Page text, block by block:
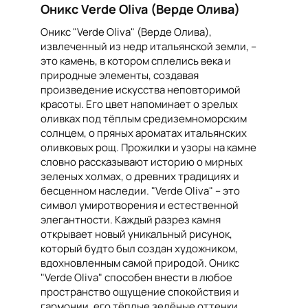
Оникс Verde Oliva (Верде Олива)
Оникс "Verde Oliva" (Верде Олива),
извлеченный из недр итальянской земли, –
это камень, в котором сплелись века и
природные элементы, создавая
произведение искусства неповторимой
красоты. Его цвет напоминает о зрелых
оливках под тёплым средиземноморским
солнцем, о пряных ароматах итальянских
оливковых рощ. Прожилки и узоры на камне
словно рассказывают историю о мирных
зеленых холмах, о древних традициях и
бесценном наследии. "Verde Oliva" – это
символ умиротворения и естественной
элегантности. Каждый разрез камня
открывает новый уникальный рисунок,
который будто был создан художником,
вдохновленным самой природой. Оникс
"Verde Oliva" способен внести в любое
пространство ощущение спокойствия и